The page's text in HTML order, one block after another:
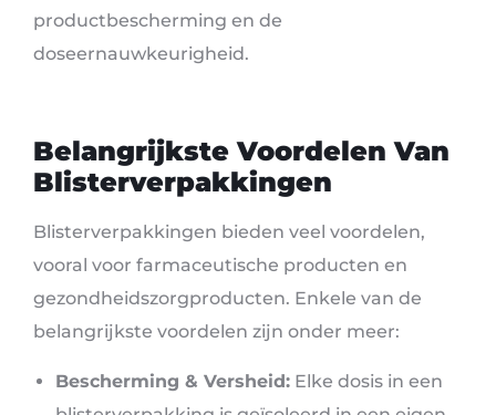
productbescherming en de
doseernauwkeurigheid.
Belangrijkste Voordelen Van
Blisterverpakkingen
Blisterverpakkingen bieden veel voordelen,
vooral voor farmaceutische producten en
gezondheidszorgproducten. Enkele van de
belangrijkste voordelen zijn onder meer:
Bescherming & Versheid: Elke dosis in een